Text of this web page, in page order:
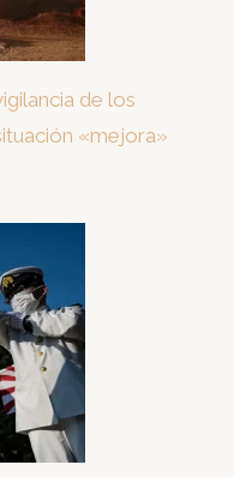
de los
«mejora»